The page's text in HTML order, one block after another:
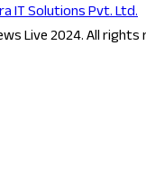
IT Solutions Pvt. Ltd.
Live 2024. All rights